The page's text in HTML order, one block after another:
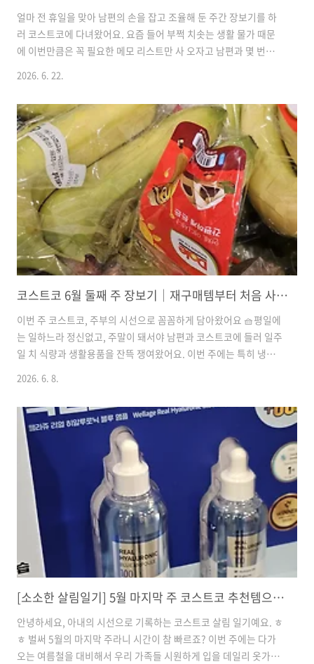
얼마 전 휴일을 맞아 남편의 손을 잡고 조율해 둔 주간 장보기를 하
러 코스트코에 다녀왔어요. 요즘 들어 부쩍 치솟는 생활 물가 때문
에 이번만큼은 꼭 필요한 메모 리스트만 사 오자고 남편과 몇 번이
밟혀서 결국 계획보다 카트가 묵직해졌답니다. 그래도 꼼꼼하게 세
일 품목들 비교해가며 데려온 알짜배기 재구매 일상템들이라 정리
해 두고 나니 마음이 참 흐뭇하네요. 저희 집 주방을 채운 소소한 살
림 이야기, 가볍게 구경해 보세요.🎈 충무김밥 / 13,990원이번 장
보기에서 단연 우리 부부의 입맛을 사로잡았던 최고의 주인공이에
요. 매장에서 무려 20분 넘게 긴 대기 줄을 서서 기다린 끝에..
2026. 6. 22.
코스트코 6월 둘째 주 장보기｜재구매템부터 처음 사본 복숭아잼까지
이번 주 코스트코, 주부의 시선으로 꼼꼼하게 담아왔어요 🧺평일에
는 일하느라 정신없고, 주말이 돼서야 남편과 코스트코에 들러 일주
일 치 식량과 생활용품을 잔뜩 쟁여왔어요. 이번 주에는 특히 냉장
보고 살림에 활용하면서 느낀 점들을 꼼꼼하게 남겨볼게요. 장보기
전이시라면 꼭 참고해 보세요! ㅎㅎ돌 바나나2,690원 (동네 마트보
다 훌쩍 저렴하죠!)한 송이 크기가 꽤 크고 튼실해서 며칠 내내 먹을
수 있는 최고의 가성비 과일이에요.처음 사 올 땐 살짝 푸릇하지만,
실온에 이틀 정도 두면 당도가 확 올라와서 정말 달콤해져요.🍳 활
용 팁 & 맛: 매일 아침 초등학교로 일찍 출근하는 딸아이 가방에 하
나씩 쏙 넣어주기 딱 좋아요. 바쁜 아침엔 밥 챙겨..
2026. 6. 8.
[소소한 살림일기] 5월 마지막 주 코스트코 추천템으로 차리는 풍성한 여름 밥상 & 뷰티 꿀팁
안녕하세요, 아내의 시선으로 기록하는 코스트코 살림 일기예요. ㅎ
ㅎ 벌써 5월의 마지막 주라니 시간이 참 빠르죠? 이번 주에는 다가
오는 여름철을 대비해서 우리 가족들 시원하게 입을 데일리 옷가지